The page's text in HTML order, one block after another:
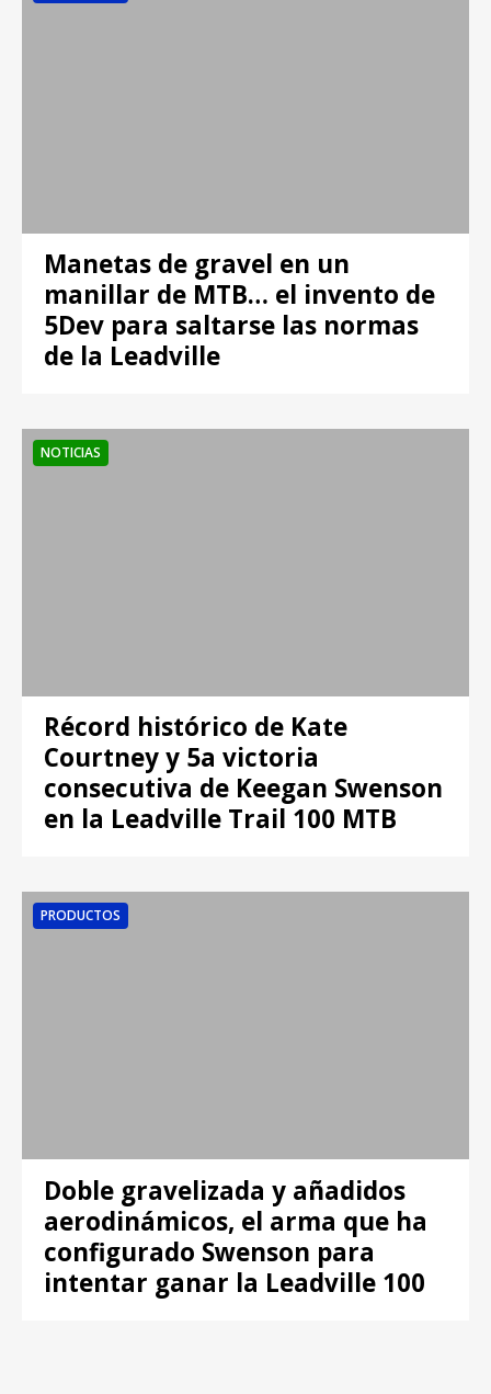
Manetas de gravel en un
manillar de MTB… el invento de
5Dev para saltarse las normas
de la Leadville
NOTICIAS
Récord histórico de Kate
Courtney y 5a victoria
consecutiva de Keegan Swenson
en la Leadville Trail 100 MTB
PRODUCTOS
Doble gravelizada y añadidos
aerodinámicos, el arma que ha
configurado Swenson para
intentar ganar la Leadville 100